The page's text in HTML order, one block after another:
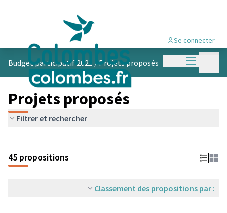
Menu
Se connecter
Budget participatif 2021 /Projets proposés
Projets proposés
Filtrer et rechercher
45 propositions
Classement des propositions par :